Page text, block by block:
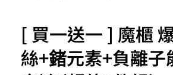
[ 買一送一 ] 魔櫃
絲+鍺元素+負離子